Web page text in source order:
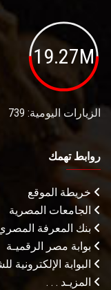
19.27M
الزيارات اليومية: 739
روابط تهمك
خريطة الموقع
الجامعات المصرية
بنك المعرفة
بوابة مصر الرقميـة
البوابة
المزيـد . . .